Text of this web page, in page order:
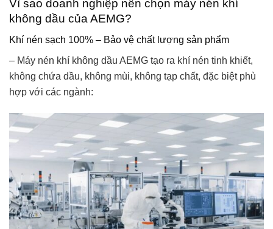
Vì sao doanh nghiệp nên chọn máy nén khí
không dầu của AEMG?
Khí nén sạch 100% – Bảo vệ chất lượng sản phẩm
– Máy nén khí không dầu AEMG tạo ra khí nén tinh khiết,
không chứa dầu, không mùi, không tạp chất, đặc biệt phù
hợp với các ngành: